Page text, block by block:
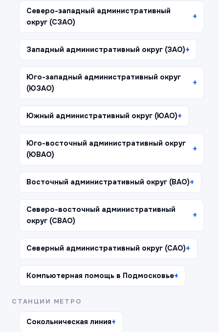
Северо-западный административный
округ (СЗАО)
Западный административный округ (ЗАО)
Юго-западный административный округ
(ЮЗАО)
Южный административный округ (ЮАО)
Юго-восточный административный округ
(ЮВАО)
Восточный административный округ (ВАО)
Северо-восточный административный
округ (СВАО)
Северный административный округ (САО)
Компьютерная помощь в Подмосковье
СТАНЦИИ МЕТРО
Сокольническая линия